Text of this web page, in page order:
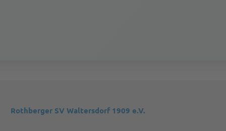
Rothberger SV Waltersdorf 1909 e.V.